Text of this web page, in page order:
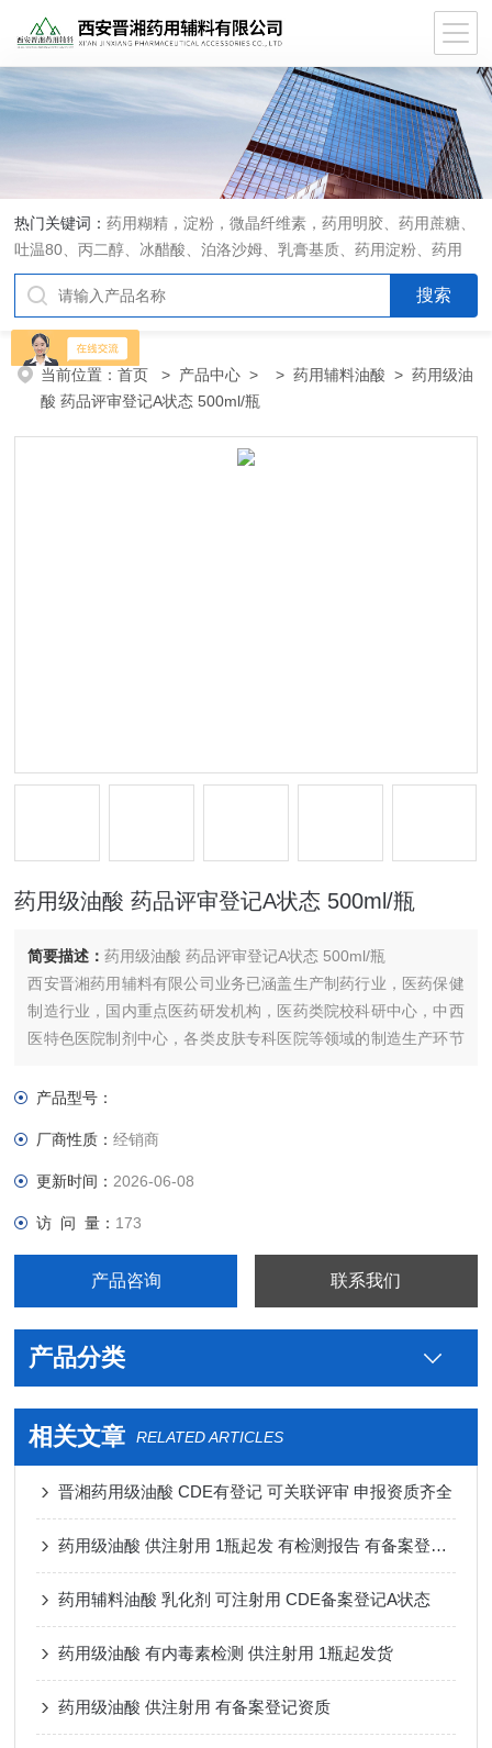
热门关键词：药用糊精，淀粉，微晶纤维素，药用明胶、药用蔗糖、
吐温80、丙二醇、冰醋酸、泊洛沙姆、乳膏基质、药用淀粉、药用
糊精、硬脂酸镁、聚丙烯酸树脂系列、羧甲基淀粉钠、羧甲基纤维素
钠、可溶性淀粉、甘露醇、羟丙纤维素、羟丙基甲基纤维素、乳糖、
交联聚维酮、交联羧甲基纤维素钠、聚乙二醇（PEG）系列、二氧化
硅、聚乙烯吡咯烷酮、十八醇、十六醇、预交化淀粉、微晶纤维素、
甲基纤维素、乙基纤维素，三氯蔗糖，麝香草酚，药用蜂蜜，
当前位置：首页 > 产品中心 > >药用辅料油酸 > 药用级油
酸 药品评审登记A状态 500ml/瓶
药用级油酸 药品评审登记A状态 500ml/瓶
简要描述：药用级油酸 药品评审登记A状态 500ml/瓶
西安晋湘药用辅料有限公司业务已涵盖生产制药行业，医药保健
制造行业，国内重点医药研发机构，医药类院校科研中心，中西
医特色医院制剂中心，各类皮肤专科医院等领域的制造生产环节
工，农业等领域客户提供更多优质的货源。热忱欢迎全国各领域
产品型号：
厂商性质：经销商
更新时间： 2026-06-08
访 问 量： 173
产品咨询 联系我们
产品分类
相关文章 RELATED ARTICLES
晋湘药用级油酸 CDE有登记 可关联评审 申报资质齐全
药用级油酸 供注射用 1瓶起发 有检测报告 有备案登记号
药用辅料油酸 乳化剂 可注射用 CDE备案登记A状态
药用级油酸 有内毒素检测 供注射用 1瓶起发货
药用级油酸 供注射用 有备案登记资质